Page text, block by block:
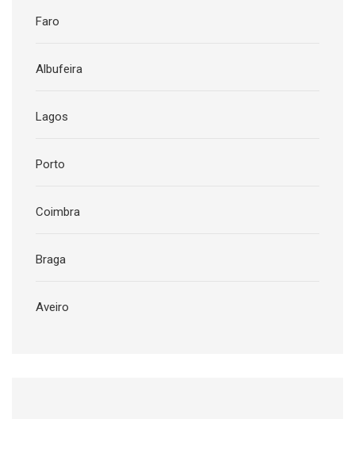
Faro
Albufeira
Lagos
Porto
Coimbra
Braga
Aveiro